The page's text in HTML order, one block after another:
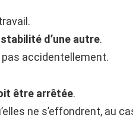
d’une autre.
pas accidentellement.
être arrêtée.
ne s’effondrent, au